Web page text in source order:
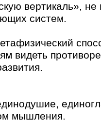
вертикаль», не
систем.
видеть
мышления.